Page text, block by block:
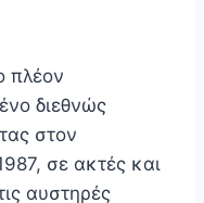
πλέον
διεθνώς
στον
σε ακτές και
αυστηρές